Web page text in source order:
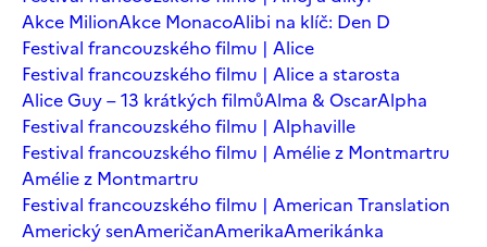
Akce MilionAkce MonacoAlibi na klíč: Den D
Festival francouzského filmu | Alice
Festival francouzského filmu | Alice a starosta
Alice Guy – 13 krátkých filmůAlma & OscarAlpha
Festival francouzského filmu | Alphaville
Festival francouzského filmu | Amélie z Montmartru
Amélie z Montmartru
Festival francouzského filmu | American Translation
Americký senAmeričanAmerikaAmerikánka